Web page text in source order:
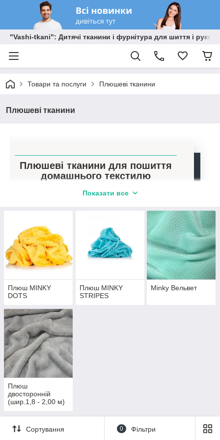
"Vashi-tkani": Дитячі тканини і фурнітура для шиття і
Товари та послуги Плюшеві тканини
Плюшеві тканини
Плюшеві тканини для пошиття
домашнього текстилю
М'який і пухнастий матеріал від виробників з
видів плюшу в асортименті великий
вибір колірних рішень. Всі тканини в наявності,
відправляємо в день оплати. Доставка в
подарунок при умові купівлі на суму від
3 000грн.
До асортименту тканин
Головні особливості плюшу
Показати все
Плюш MINKY
DOTS
Плюш MINKY
STRIPES
Minky Вельвет
Плюш
двосторонній
(шир.1,8 - 2,00 м)
Сортування 0 Фільтри